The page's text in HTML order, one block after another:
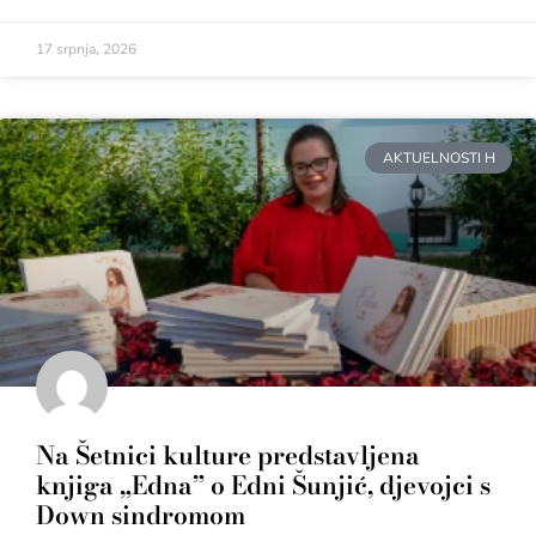
17 srpnja, 2026
AKTUELNOSTI H
Na Šetnici kulture predstavljena
knjiga „Edna” o Edni Šunjić, djevojci s
Down sindromom